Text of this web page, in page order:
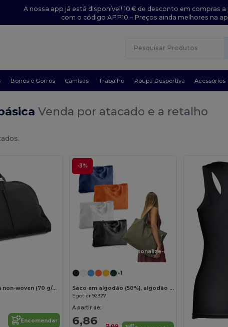
A nossa app já está disponível! 10 € de desconto em compras
com o código APP10 – Preços ainda melhores na
Bonés e Gorros Camisas Trabalho Roupa Desportiva Acessórios
Venda por atacado e a retalho
Porta-fatos em non-woven (70 g/m²)
Encomendar
-3%
Personalize-o!
+1
Saco em algodão (50%), algodão reciclado (30%) e poliéster (20% rPET) (280 g/m²)
Egotier 92327
A partir de:
6,86